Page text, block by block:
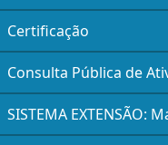
Certificação
Consulta Pública de
SISTEMA EXTENSÃO: